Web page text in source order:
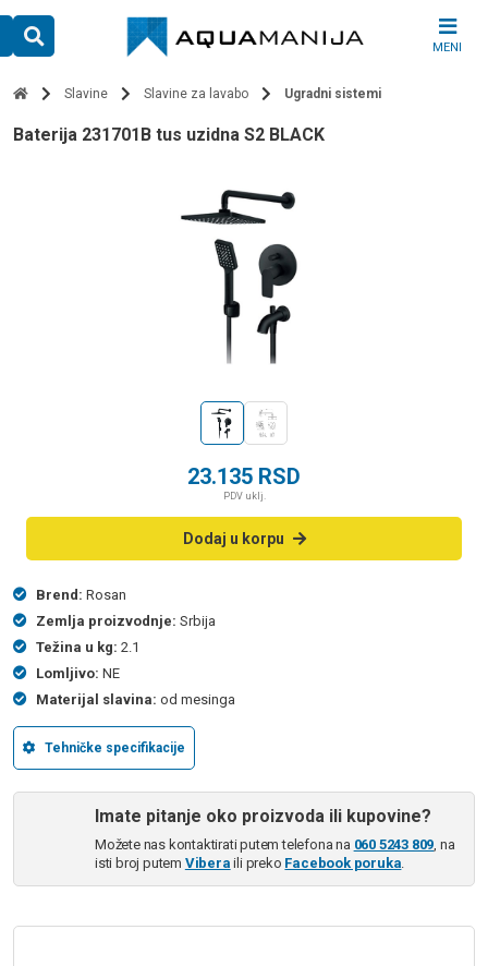
content
MENI
Slavine Slavine za lavabo Ugradni sistemi
baterija 231701B tus uzidna S2 BLACK
23.135 RSD
PDV uklj.
Dodaj u korpu
Brend: Rosan
Zemlja proizvodnje: Srbija
Težina u kg: 2.1
Lomljivo: NE
Materijal slavina: od mesinga
Tehničke specifikacije
Imate pitanje oko proizvoda ili kupovine?
Možete nas kontaktirati putem telefona na 060 5243 809, na
isti broj putem Vibera ili preko Facebook poruka.